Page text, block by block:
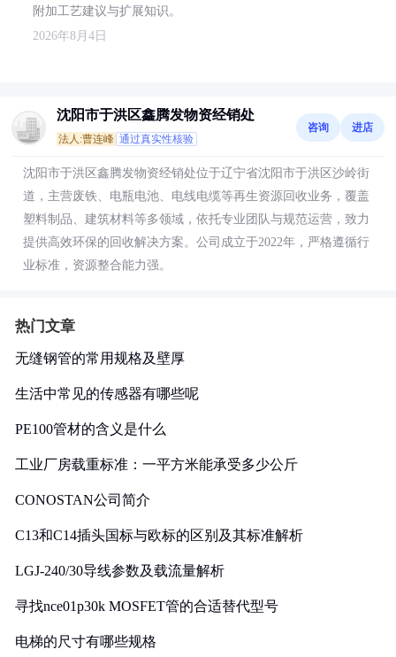
附加工艺建议与扩展知识。
2026年8月4日
沈阳市于洪区鑫腾发物资经销处
法人:曹连峰 通过真实性核验
咨询 进店
沈阳市于洪区鑫腾发物资经销处位于辽宁省沈阳市于洪区沙岭街
道，主营废铁、电瓶电池、电线电缆等再生资源回收业务，覆盖
塑料制品、建筑材料等多领域，依托专业团队与规范运营，致力
提供高效环保的回收解决方案。公司成立于2022年，严格遵循行
业标准，资源整合能力强。
热门文章
无缝钢管的常用规格及壁厚
生活中常见的传感器有哪些呢
PE100管材的含义是什么
工业厂房载重标准：一平方米能承受多少公斤
CONOSTAN公司简介
C13和C14插头国标与欧标的区别及其标准解析
LGJ-240/30导线参数及载流量解析
寻找nce01p30k MOSFET管的合适替代型号
电梯的尺寸有哪些规格